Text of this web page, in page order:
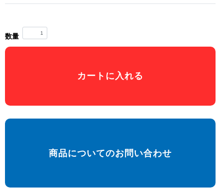
数量
カートに入れる
商品についてのお問い合わせ